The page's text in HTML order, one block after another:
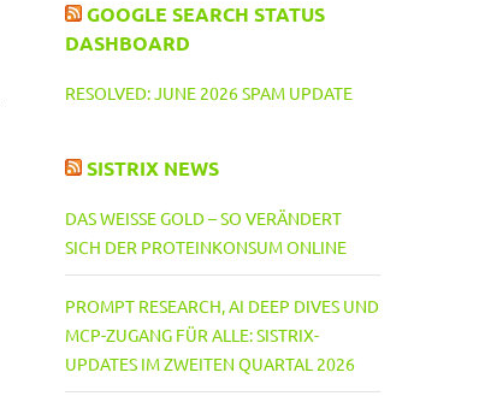
GOOGLE SEARCH STATUS
DASHBOARD
RESOLVED: JUNE 2026 SPAM UPDATE
SISTRIX NEWS
DAS WEISSE GOLD – SO VERÄNDERT S
ICH DER PROTEINKONSUM ONLINE
PROMPT RESEARCH, AI DEEP DIVES UND
MCP-ZUGANG FÜR ALLE: SISTRIX-
UPDATES IM ZWEITEN QUARTAL 2026